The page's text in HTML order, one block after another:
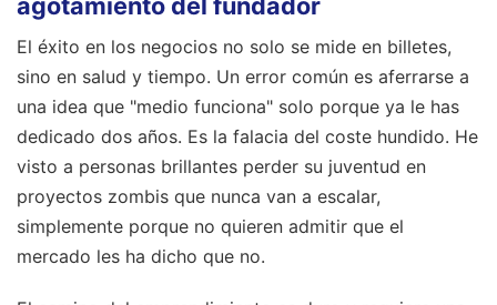
El éxito en los negocios no solo se mide en billetes,
sino en salud y tiempo. Un error común es aferrarse a
una idea que "medio funciona" solo porque ya le has
dedicado dos años. Es la falacia del coste hundido. He
visto a personas brillantes perder su juventud en
proyectos zombis que nunca van a escalar,
simplemente porque no quieren admitir que el
mercado les ha dicho que no.